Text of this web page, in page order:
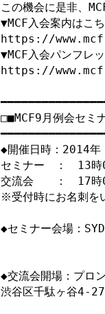
この機会に是非、
▼MCF入会案内はこ
https://
▼MCF入会パンフレッ
https://
□■MCF9月例会セミ
◆開催日時：2014年
セミナー　：　13
交流会　　：　17
※受付時にお名刺を
◆交流会開場：プロ
渋谷区千駄ヶ谷4-